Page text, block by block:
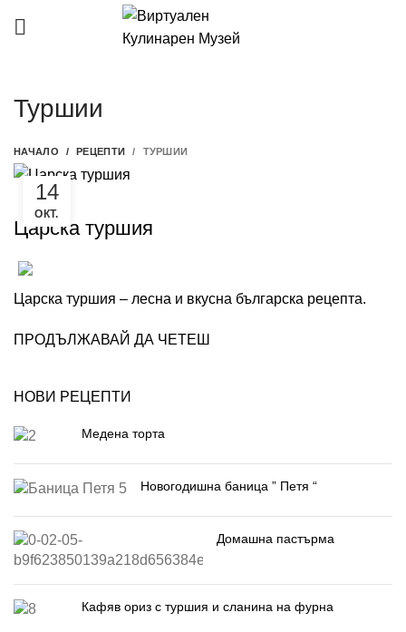
Туршии
НАЧАЛО РЕЦЕПТИ ТУРШИИ
14
ОКТ.
ТУРШИИ
Царска туршия
Царска туршия – лесна и вкусна българска рецепта.
ПРОДЪЛЖАВАЙ ДА ЧЕТЕШ
НОВИ РЕЦЕПТИ
Медена торта
Новогодишна баница ” Петя “
Домашна пастърма
Кафяв ориз с туршия и сланина на фурна